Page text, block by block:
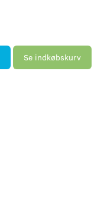
Se indkøbskurv